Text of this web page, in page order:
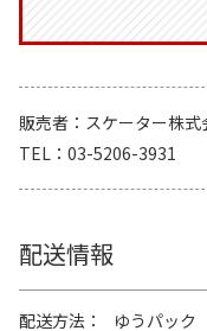
販売者
スケーター株式
TEL
03-5206-3931
配送情報
配送方法
ゆうパック